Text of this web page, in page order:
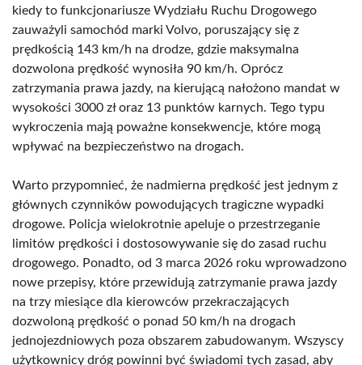
kiedy to funkcjonariusze Wydziału Ruchu Drogowego
zauważyli samochód marki Volvo, poruszający się z
prędkością 143 km/h na drodze, gdzie maksymalna
dozwolona prędkość wynosiła 90 km/h. Oprócz
zatrzymania prawa jazdy, na kierującą nałożono mandat w
wysokości 3000 zł oraz 13 punktów karnych. Tego typu
wykroczenia mają poważne konsekwencje, które mogą
wpływać na bezpieczeństwo na drogach.
Warto przypomnieć, że nadmierna prędkość jest jednym z
głównych czynników powodujących tragiczne wypadki
drogowe. Policja wielokrotnie apeluje o przestrzeganie
limitów prędkości i dostosowywanie się do zasad ruchu
drogowego. Ponadto, od 3 marca 2026 roku wprowadzono
nowe przepisy, które przewidują zatrzymanie prawa jazdy
na trzy miesiące dla kierowców przekraczających
dozwoloną prędkość o ponad 50 km/h na drogach
jednojezdniowych poza obszarem zabudowanym. Wszyscy
użytkownicy dróg powinni być świadomi tych zasad, aby